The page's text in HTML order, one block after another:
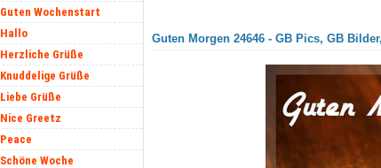
Guten Wochenstart
Hallo
Herzliche Grüße
Knuddelige Grüße
Liebe Grüße
Nice Greetz
Peace
Schöne Woche
Guten Morgen 24646 - GB Pics, GB